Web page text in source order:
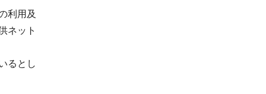
利用及
ネット
るとし